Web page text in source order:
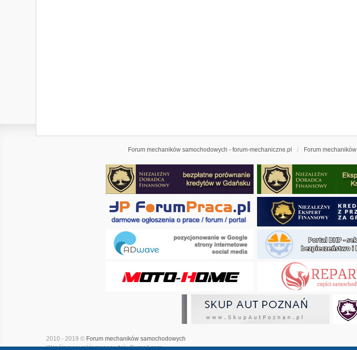
Forum mechaników samochodowych - forum-mechaniczne.pl Forum
2010 - 2019 © Forum mechaników samochodowych
Współpraca: reklamanaportalu@gmail.com